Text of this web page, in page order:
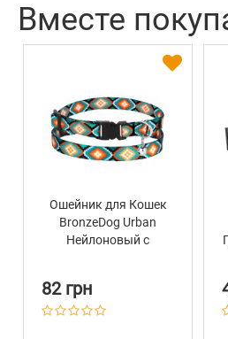
Вместе
Ошейник для Кошек
BronzeDog Urban
Нейлоновый с
Колокольчиком
Ромбы
82 грн